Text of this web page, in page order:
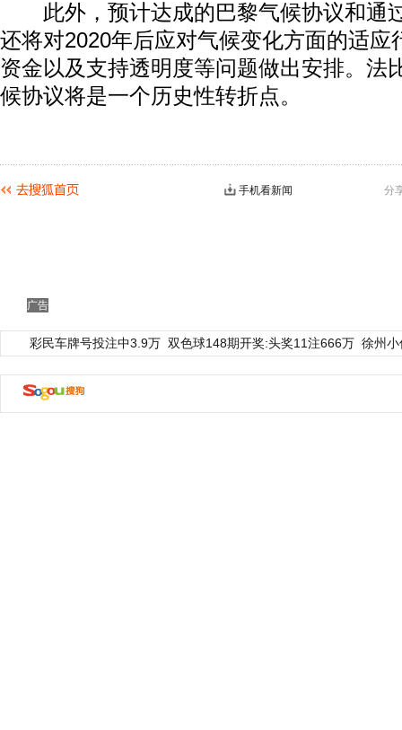
此外，预计达成的巴黎气候协议和通
还将对2020年后应对气候变化方面的适应
资金以及支持透明度等问题做出安排。法
候协议将是一个历史性转折点。
分
手机看新闻
广告
彩民车牌号投注中3.9万 双色球148期开奖:头奖11注666万 徐州